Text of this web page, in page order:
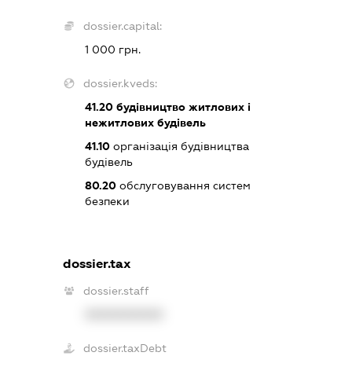
dossier.capital:
1 000 грн.
dossier.kveds:
41.20 будівництво житлових і
нежитлових будівель
41.10 організація будівництва
будівель
80.20 обслуговування систем
безпеки
dossier.tax
dossier.staff
dossier.taxDebt